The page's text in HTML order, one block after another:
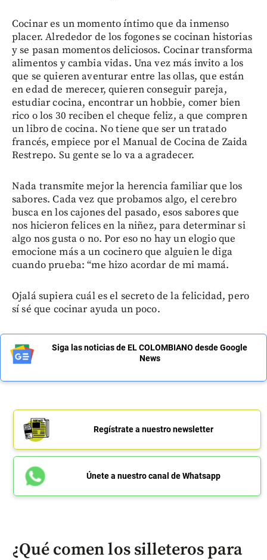
Cocinar es un momento íntimo que da inmenso
placer. Alrededor de los fogones se cocinan historias
y se pasan momentos deliciosos. Cocinar transforma
alimentos y cambia vidas. Una vez más invito a los
que se quieren aventurar entre las ollas, que están
en edad de merecer, quieren conseguir pareja,
estudiar cocina, encontrar un hobbie, comer bien
rico o los 30 reciben el cheque feliz, a que compren
un libro de cocina. No tiene que ser un tratado
francés, empiece por el Manual de Cocina de Zaida
Restrepo. Su gente se lo va a agradecer.
Nada transmite mejor la herencia familiar que los
sabores. Cada vez que probamos algo, el cerebro
busca en los cajones del pasado, esos sabores que
nos hicieron felices en la niñez, para determinar si
algo nos gusta o no. Por eso no hay un elogio que
emocione más a un cocinero que alguien le diga
cuando prueba: “me hizo acordar de mi mamá.
Ojalá supiera cuál es el secreto de la felicidad, pero
sí sé que cocinar ayuda un poco.
Siga las noticias de EL COLOMBIANO desde Google
News
Regístrate a nuestro newsletter
Únete a nuestro canal de Whatsapp
¿Qué comen los silleteros para